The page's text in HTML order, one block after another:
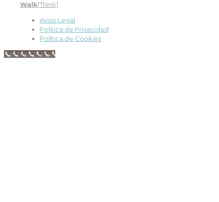
Walk[Think]
Aviso Legal
Política de Privacidad
Política de Cookies
Call Now Button